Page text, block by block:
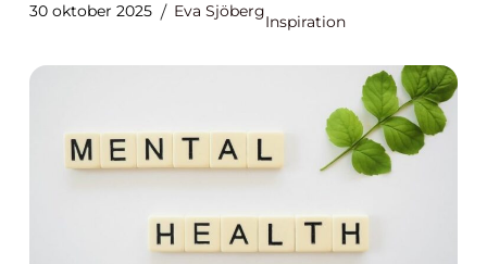
30 oktober 2025 Eva Sjöberg
Inspiration